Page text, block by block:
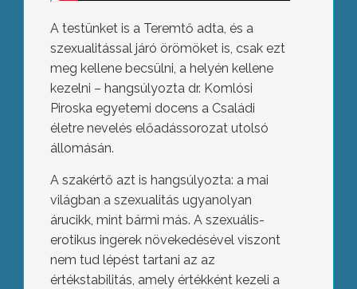
A testünket is a Teremtő adta, és a
szexualitással járó örömöket is, csak ezt
meg kellene becsülni, a helyén kellene
kezelni – hangsúlyozta dr. Komlósi
Piroska egyetemi docens a Családi
életre nevelés előadássorozat utolsó
állomásán.
A szakértő azt is hangsúlyozta: a mai
világban a szexualitás ugyanolyan
árucikk, mint bármi más. A szexuális-
erotikus ingerek növekedésével viszont
nem tud lépést tartani az az
értékstabilitás, amely értékként kezeli a